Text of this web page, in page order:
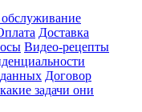
Доставка
Видео-рецепты
Договор
задачи они